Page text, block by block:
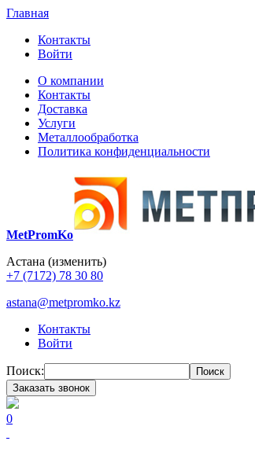
Главная
Контакты
Войти
О компании
Контакты
Доставка
Услуги
Металлообработка
Политика конфиденциальности
MetPromKo
Астана (изменить)
+7 (7172) 78 30 80
astana@metpromko.kz
Контакты
Войти
Поиск:
Поиск
Заказать звонок
0